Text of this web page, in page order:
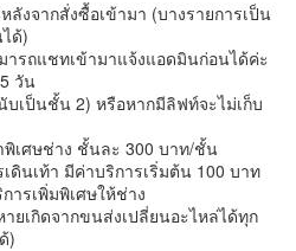
งจากสั่งซื้อเข้ามา (บางรายการเป็น
ด้)
รถแชทเข้ามาแจ้งแอดมินก่อนได้ค่ะ
วัน
เป็นชั้น 2) หรือหากมีลิฟท์จะไม่เก็บ
เศษช่าง ชั้นละ 300 บาท/ชั้น
ดินเท้า มีค่าบริการเริ่มต้น 100 บาท
ารเพิ่มพิเศษให้ช่าง
ยเกิดจากขนส่งเปลี่ยนอะไหล่ได้ทุก
)